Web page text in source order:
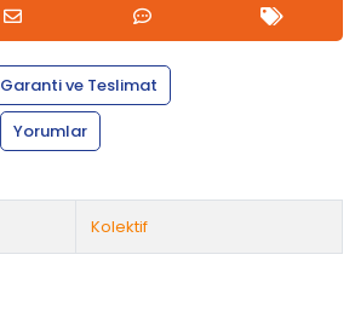
Garanti ve Teslimat
Yorumlar
Kolektif